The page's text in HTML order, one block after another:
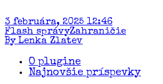
3 februára, 2025 12:46
Flash správyZahraničie
By Lenka Zlatev
O plugine
Najnovšie príspevky